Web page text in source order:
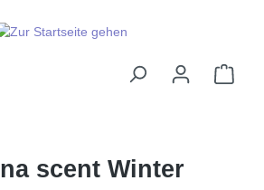
scent Winter